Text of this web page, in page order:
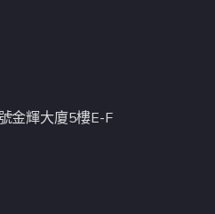
金輝大廈5樓E-F